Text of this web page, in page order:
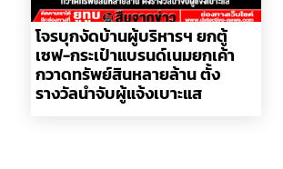
โจรบุกงัดบ้านผู้บริหารฯ ยกตู้
เซฟ-กระเป๋าแบรนด์เนมยกเค้า
กวาดทรัพย์สินหลายล้าน ตั้ง
รางวัลนำจับผู้แจ้งเบาะแส